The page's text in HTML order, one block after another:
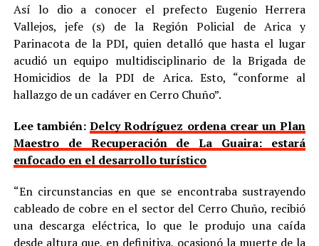
Así lo dio a conocer el prefecto Eugenio Herrera
Vallejos, jefe (s) de la Región Policial de Arica y
Parinacota de la PDI, quien detalló que hasta el lugar
acudió un equipo multidisciplinario de la Brigada de
Homicidios de la PDI de Arica. Esto, “conforme al
hallazgo de un cadáver en Cerro Chuño”.
Lee también:Delcy Rodríguez ordena crear un Plan
Maestro de Recuperación de La Guaira: estará
enfocado en el desarrollo turístico
“En circunstancias en que se encontraba sustrayendo
cableado de cobre en el sector del Cerro Chuño, recibió
una descarga eléctrica, lo que le produjo una caída
desde altura que, en definitiva, ocasionó la muerte de la